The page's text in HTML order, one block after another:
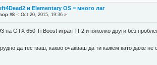
и Elementary OS = много лаг
#8 -: Oct 20, 2015, 19:36 »
на GTX 650 Ti Boost играя TF2 и няколко други без
да тестваш, какво очакваш да ти кажем като даже не